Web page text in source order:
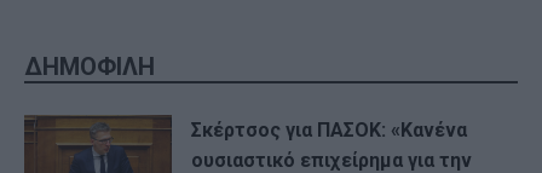
ΔΗΜΟΦΙΛΗ
Σκέρτσος για ΠΑΣΟΚ: «Κανένα
ουσιαστικό επιχείρημα για την